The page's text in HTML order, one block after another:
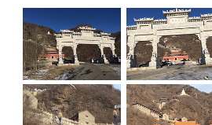
白天日光镀金身，晚上月光映龙鳞。拾级
孔雀开屏，仰视北面，有金刚力士、金蟾
近寺旧址，双峰耸峙、云雾缭绕，近观白
佛山、俯视九龙河，处处美景美不胜收。
鹰嘴松等金刚山28处自然景观鬼斧神工让
天、东西配殿、斋堂、仙人桥、龙佛堂、
文景观独树一帜别具匠心。东北地区唯一